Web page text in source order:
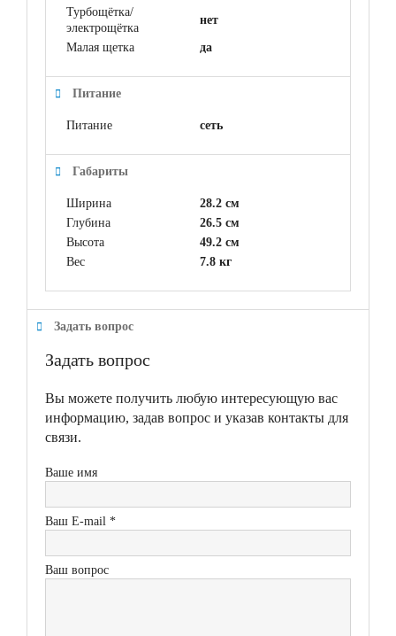
Турбощётка/
электрощётка
нет
Малая щетка да
Питание
Питание сеть
Габариты
Ширина
28.2 см
Глубина
26.5 см
Высота
49.2 см
Вес
7.8 кг
Задать вопрос
Задать вопрос
Вы можете получить любую интересующую вас
информацию, задав вопрос и указав контакты для
связи.
Ваше имя
Ваш E-mail *
Ваш вопрос